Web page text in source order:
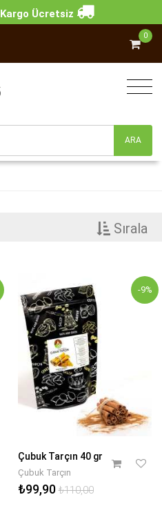
Kargo Ücretsiz
0
Sırala
-9%
Çubuk Tarçın 40 gr
Çubuk Tarçın
₺99,90₺110,00